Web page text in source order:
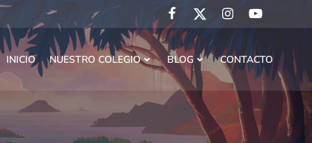
INICIO NUESTRO COLEGIO BLOG CONTACTO